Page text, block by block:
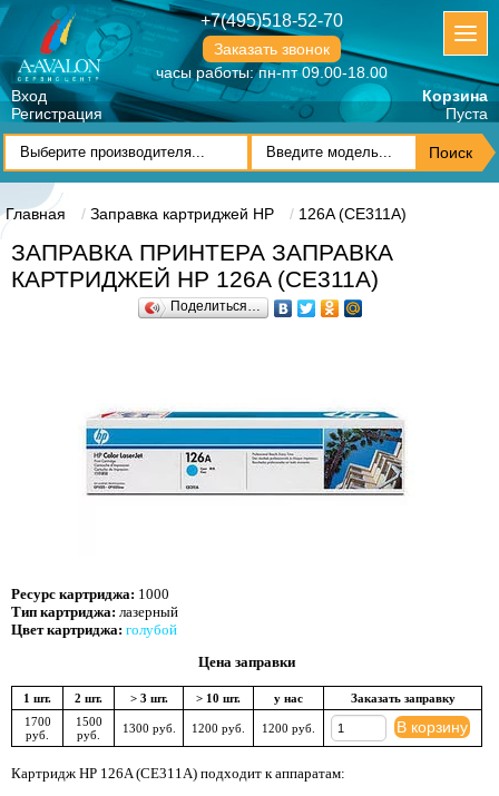
+7(495)518-52-70
Заказать звонок
часы работы: пн-пт 09.00-18.00
Вход
Регистрация
Корзина
Пуста
Главная Заправка картриджей HP 126A (CE311A)
ЗАПРАВКА ПРИНТЕРА ЗАПРАВКА
КАРТРИДЖЕЙ HP 126A (CE311A)
Поделиться…
Ресурс картриджа: 1000
Тип картриджа: лазерный
Цвет картриджа: голубой
Цена заправки
1 шт. 2 шт. > 3 шт. > 10 шт. у нас
Заказать заправку
1700
руб.
1500
руб.
1300 руб. 1200 руб. 1200 руб. В корзину
Картридж HP 126A (CE311A) подходит к аппаратам: